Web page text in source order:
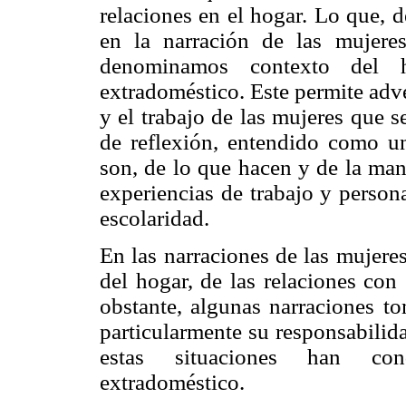
relaciones en el hogar. Lo que,
en la narración de las
denominamos contexto
extradoméstico. Este permite
y el trabajo de las mujeres que
de reflexión, entendido como
son, de lo que hacen y de la
experiencias de trabajo y
escolaridad.
En las narraciones de las
del hogar, de las relaciones
obstante, algunas narraciones
particularmente su
estas situaciones han
extradoméstico.